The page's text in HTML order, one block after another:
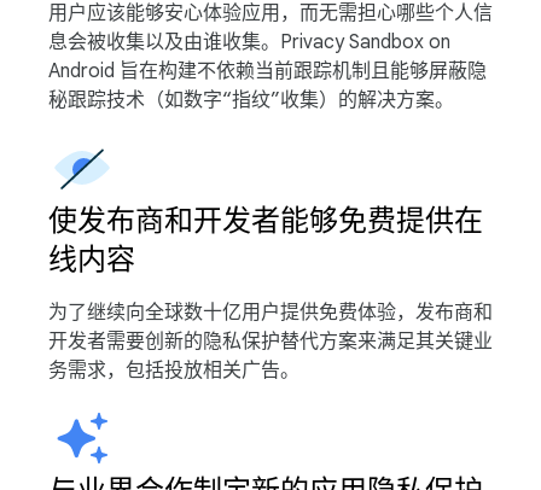
用户应该能够安心体验应用，而无需担心哪些个人信
息会被收集以及由谁收集。Privacy Sandbox on
Android 旨在构建不依赖当前跟踪机制且能够屏蔽隐
秘跟踪技术（如数字“指纹”收集）的解决方案。
使发布商和开发者能够免费提供在
线内容
为了继续向全球数十亿用户提供免费体验，发布商和
开发者需要创新的隐私保护替代方案来满足其关键业
务需求，包括投放相关广告。